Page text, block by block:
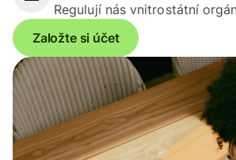
Regulují nás vnitrostátní
Založte si účet